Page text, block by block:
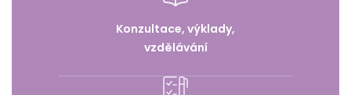
Konzultace, výklady,
vzdělávání